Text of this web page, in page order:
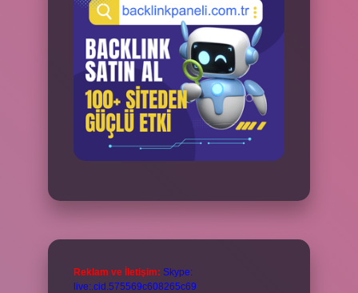
Reklam ve İletişim: Skype:
live:.cid.575569c608265c69